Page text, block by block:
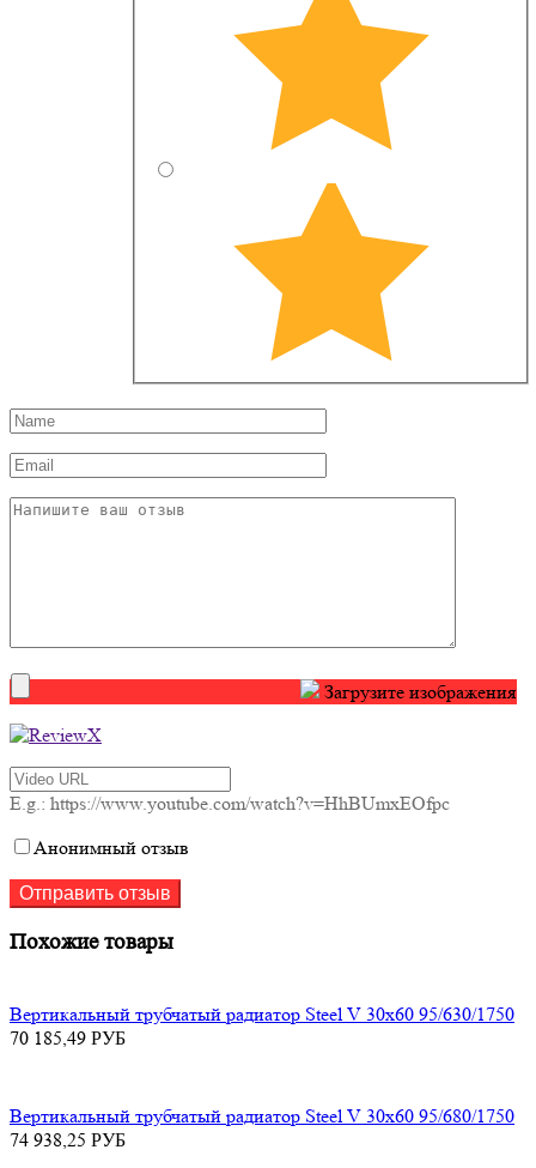
Загрузите изображения
E.g.: https://www.youtube.com/watch?v=HhBUmxEOfpc
Анонимный отзыв
Похожие товары
Вертикальный трубчатый радиатор Steel V 30х60 95/630/1750
70 185,49 РУБ
Вертикальный трубчатый радиатор Steel V 30х60 95/680/1750
74 938,25 РУБ